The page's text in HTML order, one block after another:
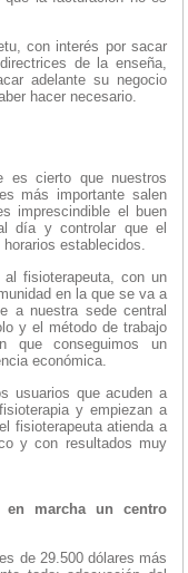
con interés por sacar
de la enseña,
adelante su negocio
hacer necesario.
es cierto que nuestros
más importante salen
imprescindible el buen
día y controlar que el
establecidos.
fisioterapeuta, con un
en la que se va a
a nuestra sede central
y el método de trabajo
que conseguimos un
económica.
usuarios que acuden a
y empiezan a
fisioterapeuta atienda a
y con resultados muy
en marcha un centro
de 29.500 dólares más